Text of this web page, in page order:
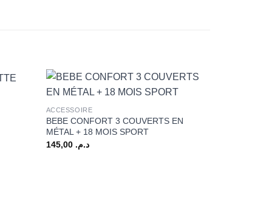
+
ACCESSOIRE
BEBE CONFORT 3 COUVERTS EN
MÉTAL + 18 MOIS SPORT
د.م. 145,00